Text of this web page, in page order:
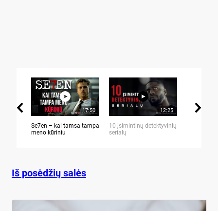
17:50
Se7en – kai tamsa tampa
meno kūriniu
12:25
10 įsimintinų detektyvinių
serialų
Iš posėdžių salės